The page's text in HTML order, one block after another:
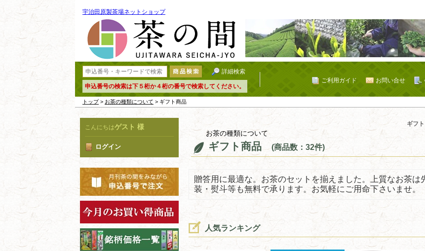
宇治田原製茶場ネットショップ
詳細検索
申込番号の検索は下５桁か４桁の番号で検索してください。
お問い合せ
ご利用ガイド
トップ> お茶の種類について > ギフト商品
こんにちはゲスト 様
ログイン
ギフ
お茶の種類について
ギフト商品 (商品数：32件)
贈答用に最適な。お茶のセットを揃えました。上質なお茶
装・熨斗等も無料で承ります。お気軽にご用命下さいませ。
人気ランキング